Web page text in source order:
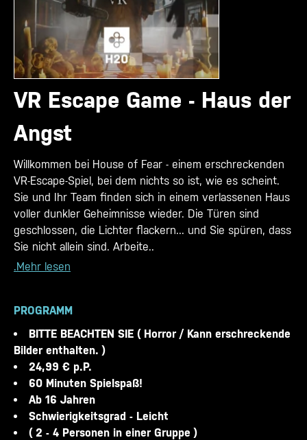
VR Escape Game - Haus der
Angst
Willkommen bei House of Fear - einem erschreckenden
VR-Escape-Spiel, bei dem nichts so ist, wie es scheint.
Sie und Ihr Team finden sich in einem verlassenen Haus
voller dunkler Geheimnisse wieder. Die Türen sind
geschlossen, die Lichter flackern... und Sie spüren, dass
Sie nicht allein sind. Arbeite..
.Mehr lesen
PROGRAMM
BITTE BEACHTEN SIE ( Horror / Kann erschreckende
Bilder enthalten. )
24,99 € p.P.
60 Minuten Spielspaß!
Ab 16 Jahren
Schwierigkeitsgrad - Leicht
( 2 - 4 Personen in einer Gruppe )